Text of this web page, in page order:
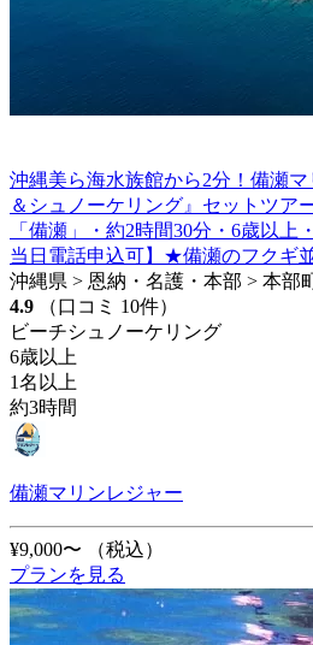
沖縄美ら海水族館から2分！備瀬
＆シュノーケリング』セットツア
「備瀬」・約2時間30分・6歳以上
当日電話申込可】★備瀬のフクギ
沖縄県 > 恩納・名護・本部 > 本部
4.9
（口コミ 10件）
ビーチシュノーケリング
6歳以上
1名以上
約3時間
備瀬マリンレジャー
¥9,000〜
（税込）
プランを見る